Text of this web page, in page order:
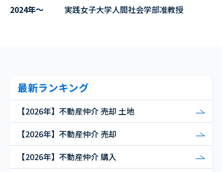
2024年～
実践女子大学人間社会学部准教授
最新ランキング
【2026年】不動産仲介 売却 土地
【2026年】不動産仲介 売却
【2026年】不動産仲介 購入